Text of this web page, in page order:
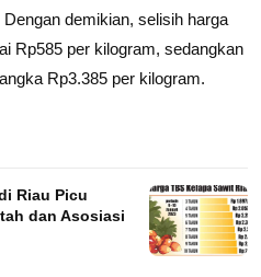
demikian, selisih harga
Rp585 per kilogram, sedangkan
Rp3.385 per kilogram.
Riau Picu
dan Asosiasi